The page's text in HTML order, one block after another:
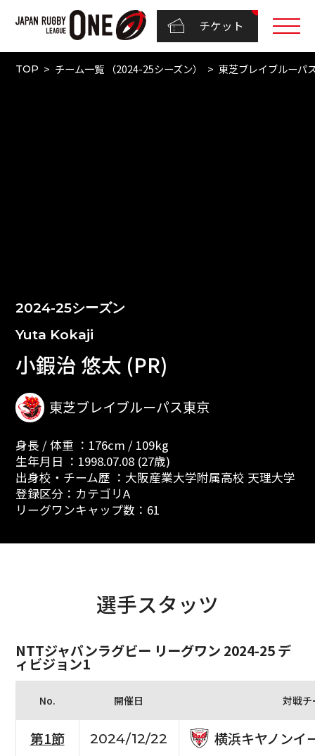
チケット
TOP チーム一覧 （2024-25シーズン） 東芝ブレイブルーパ
2024-25シーズン
Yuta Kokaji
小鍜治 悠太 (PR)
東芝ブレイブルーパス東京
身長 / 体重 ：176cm / 109kg
生年月日 ：1998.07.08 (27歳)
出身校・チーム歴 ：大阪産業大学附属高校 天理大学
登録区分：カテゴリA
リーグワンキャップ数：61
選手スタッツ
NTTジャパンラグビー リーグワン 2024-25 デ
ィビジョン1
No. 開催日 対戦チ
第1節 2024/12/22
横浜キヤノンイ